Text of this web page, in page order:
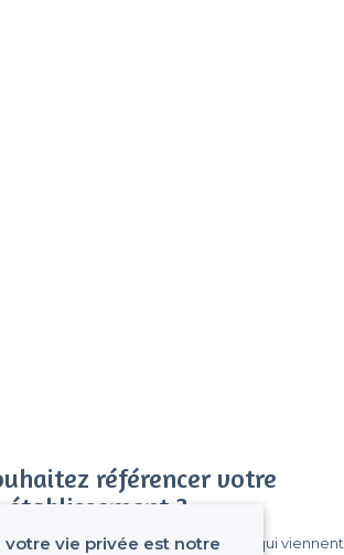
référencer votre
établissement ?
clients parmi le million de visiteurs qui viennent
votre vie privée est notre